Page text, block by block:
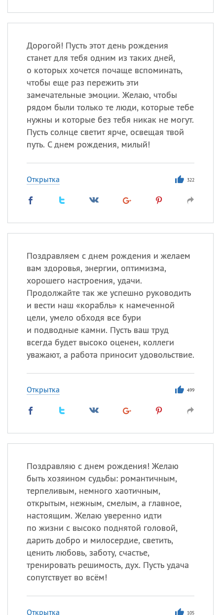
Дорогой! Пусть этот день рождения
станет для тебя одним из таких дней,
о которых хочется почаще вспоминать,
чтобы еще раз пережить эти
замечательные эмоции. Желаю, чтобы
рядом были только те люди, которые тебе
нужны и которые без тебя никак не могут.
Пусть солнце светит ярче, освещая твой
путь. С днем рождения, милый!
Открытка 322
Поздравляем с днем рождения и желаем
вам здоровья, энергии, оптимизма,
хорошего настроения, удачи.
Продолжайте так же успешно руководить
и вести наш «корабль» к намеченной
цели, умело обходя все бури
и подводные камни. Пусть ваш труд
всегда будет высоко оценен, коллеги
уважают, а работа приносит удовольствие.
Открытка 499
Поздравляю с днем рождения! Желаю
быть хозяином судьбы: романтичным,
терпеливым, немного хаотичным,
открытым, нежным, смелым, а главное,
настоящим. Желаю уверенно идти
по жизни с высоко поднятой головой,
дарить добро и милосердие, светить,
ценить любовь, заботу, счастье,
тренировать решимость, дух. Пусть удача
сопутствует во всём!
Открытка 105